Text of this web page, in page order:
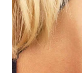
DANAU
TOBA
WN
NIAS